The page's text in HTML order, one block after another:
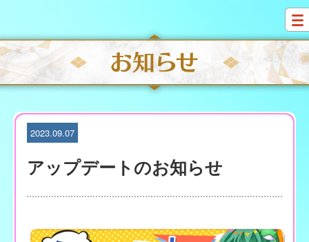
i
p
t
o
c
2023.09.07
アップデートのお知らせ